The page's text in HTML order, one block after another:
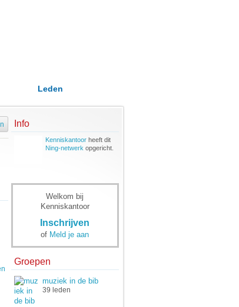
Leden
Info
Kenniskantoorheeft dit
Ning-netwerk opgericht.
Welkom bij
Kenniskantoor
Inschrijven
of Meld je aan
Groepen
muziek in de bib
39 leden